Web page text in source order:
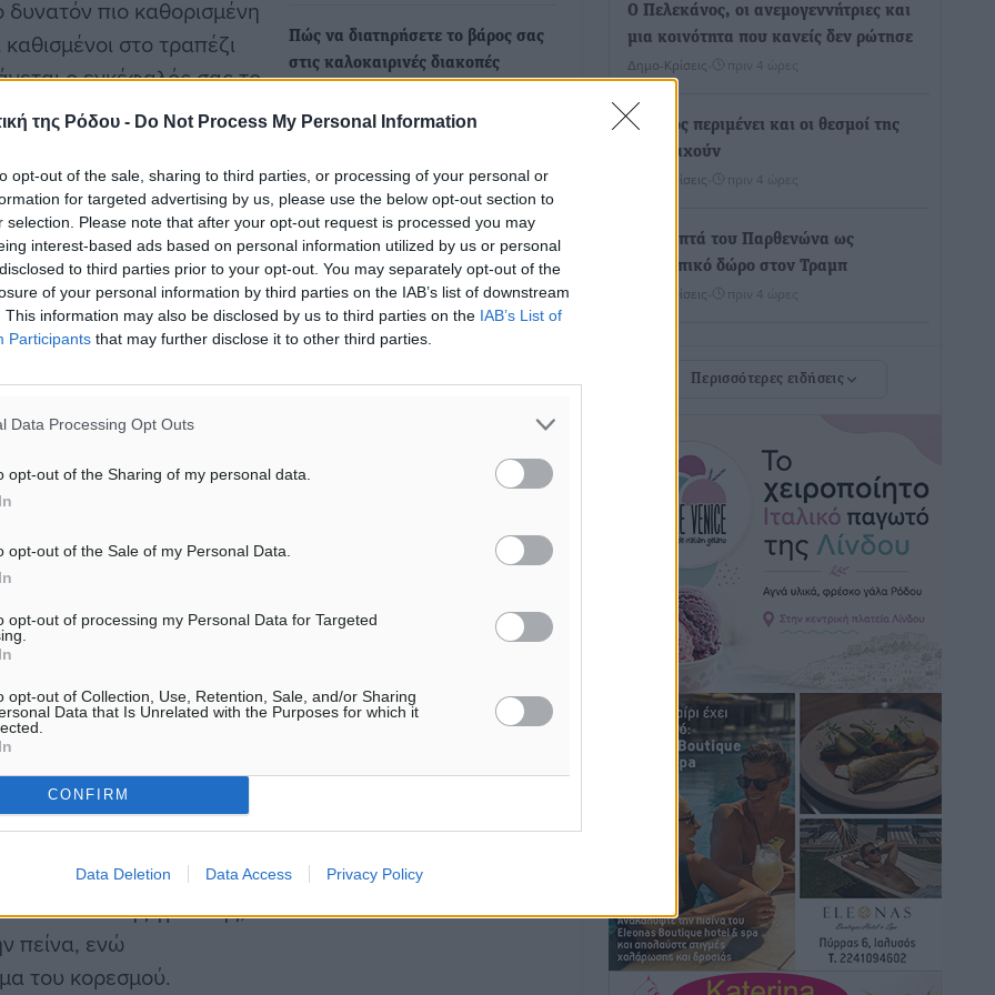
της Ρόδου - Do Not Process My Personal Information
opt-out of the sale, sharing to third parties, or processing of your personal or
for targeted advertising by us, please use the below opt-out section to
selection. Please note that after your opt-out request is processed you may
interest-based ads based on personal information utilized by us or personal
to third parties prior to your opt-out. You may separately opt-out of the
of your personal information by third parties on the IAB’s list of downstream
This information may also be disclosed by us to third parties on the IAB’s List of
Participants that may further disclose it to other third parties.
Data Processing Opt Outs
opt-out of the Sharing of my personal data.
opt-out of the Sale of my Personal Data.
opt-out of processing my Personal Data for Targeted
opt-out of Collection, Use, Retention, Sale, and/or Sharing
Data that Is Unrelated with the Purposes for which it
CONFIRM
Data Deletion Data Access Privacy Policy
πιο καθορισμένη
στο τραπέζι
ο εγκέφαλός σας το
φαγητό. Μασήστε αργά
σας αν δεν καταπιείτε
θερμίδες,
Journal of Nutrition.
η προσπάθειά σας
ή να μειώνεται,
το Πανεπιστήμιο
βοήθησε
στα επιθυμητά κιλά
ότι το βάρος
μην τρελαθείτε. Εάν
ή αν περιμένετε
υγρών. Όμως, μια
εγρήγορση.
παραγωγή της
περισσότερο”. Από την
επίπεδα της γρελίνης,
πείνα, ενώ
του κορεσμού.
Πώς να διατηρήσετε το βάρος σας
στις καλοκαιρινές διακοπές
έφτασε και μαζί με τις στιγμές
Ο Πελεκάνος, οι ανεμογεννήτριες και
μια κοινότητα που κανείς δεν ρώτησε
Δημο-Κρίσεις πριν 4 ώρες
Η Ρόδος περιμένει και οι θεσμοί της
λογομαχούν
Δημο-Κρίσεις πριν 4 ώρες
Τα Γλυπτά του Παρθενώνα ως
προσωπικό δώρο στον Τραμπ
Δημο-Κρίσεις πριν 4 ώρες
λίστα των 7 θαυμάτων της αναμονής
ΣΕΤΕ: Σημαντική θεσμική εξέλιξη η
ΚΥΑ για το ΕΧΠ για τον τουρισμό
• πριν 4 ώρες
Γ. Χατζημάρκος: “Δύο μεγάλες
δεσμεύσεις Γεωργιάδη” – Κίνητρα για
τους γιατρούς των νησιών και
συνεργασία Ρόδου με το Αττικόν για το
Ακτινοθεραπευτικό
Τοπικές Ειδήσεις πριν 5 ώρες
Σούπερ μάρκετ: Διευρύνεται η εθνική
πρωτοβουλία για τις τιμές – Eρχονται
νέες συμμετοχές εταιρειών
• πριν 5 ώρες
Συνελήφθησαν έξι άτομα για
ηχορύπανση από καταστήματα στο
Νότιο Αιγαίο
Περισσότερες ειδήσεις